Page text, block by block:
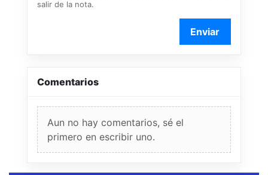
salir de la nota.
Enviar
Comentarios
Aun no hay comentarios, sé el
primero en escribir uno.